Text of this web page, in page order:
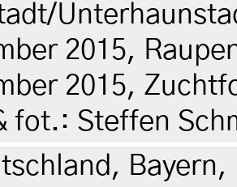
2015,
2015,
fot.: Steffen
Bayern,